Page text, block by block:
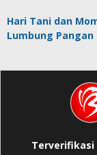
Hari Tani dan
Lumbung Pangan
Terverifikasi